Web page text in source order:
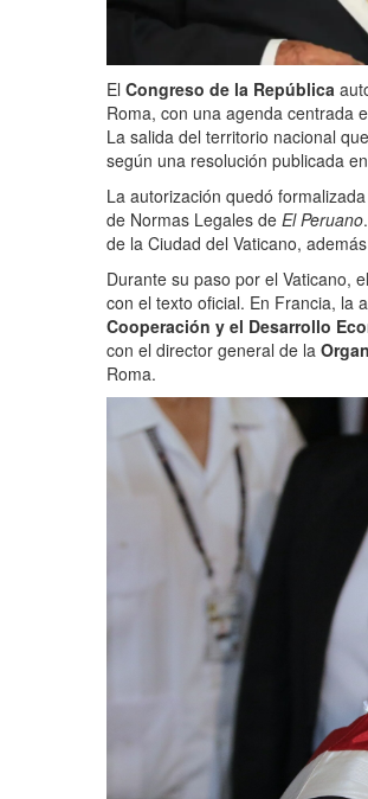
El Congreso de la República
Roma, con una agenda centrada
La salida del territorio nacional
según una resolución publicada
La autorización quedó
de Normas Legales de El Peruano
de la Ciudad del Vaticano,
Durante su paso por el Vaticano,
con el texto oficial. En Francia, la
Cooperación y el Desarrollo
con el director general de la
Roma.